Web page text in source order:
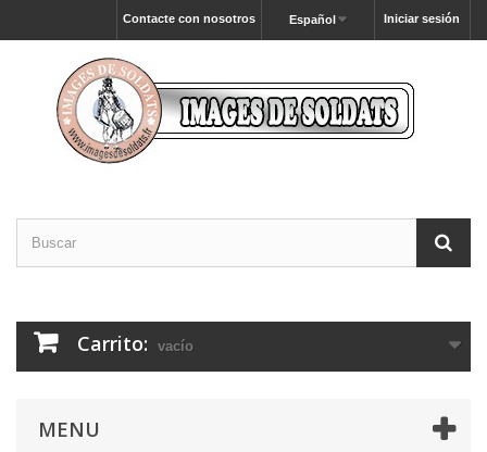
Iniciar sesión
Español
Contacte con nosotros
Carrito: vacío
MENU